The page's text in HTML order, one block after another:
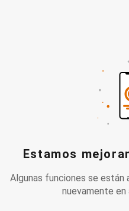
Estamos
Algunas funciones se están
nuevamente